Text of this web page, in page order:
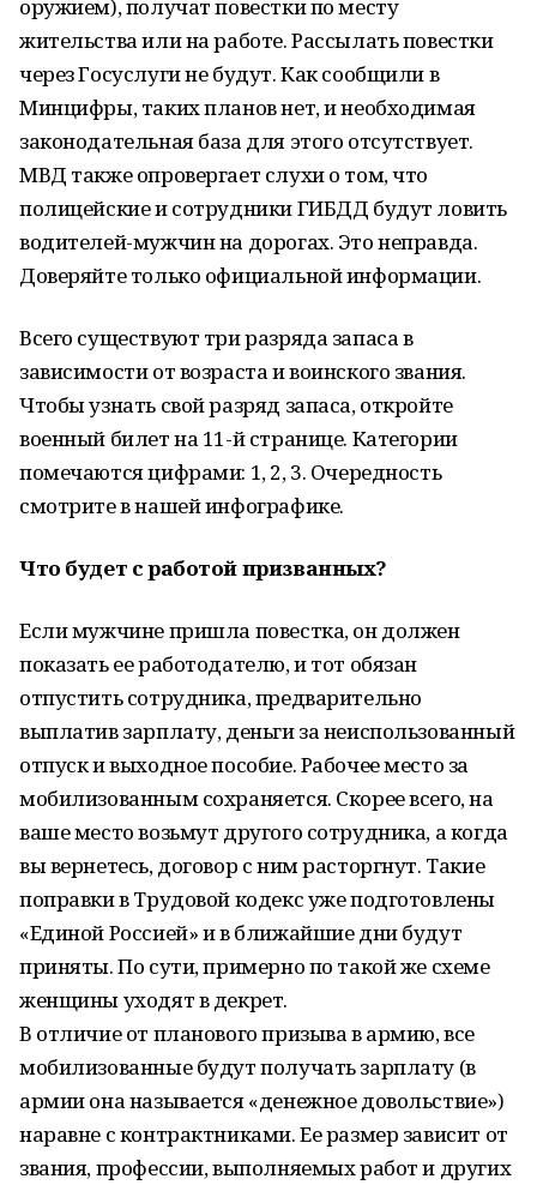
оружием), получат повестки по месту
жительства или на работе. Рассылать повестки
через Госуслуги не будут. Как сообщили в
Минцифры, таких планов нет, и необходимая
законодательная база для этого отсутствует.
МВД также опровергает слухи о том, что
полицейские и сотрудники ГИБДД будут ловить
водителей-мужчин на дорогах. Это неправда.
Доверяйте только официальной информации.
Всего существуют три разряда запаса в
зависимости от возраста и воинского звания.
Чтобы узнать свой разряд запаса, откройте
военный билет на 11-й странице. Категории
помечаются цифрами: 1, 2, 3. Очередность
смотрите в нашей инфографике.
Что будет с работой призванных?
Если мужчине пришла повестка, он должен
показать ее работодателю, и тот обязан
отпустить сотрудника, предварительно
выплатив зарплату, деньги за неиспользованный
отпуск и выходное пособие. Рабочее место за
мобилизованным сохраняется. Скорее всего, на
ваше место возьмут другого сотрудника, а когда
вы вернетесь, договор с ним расторгнут. Такие
поправки в Трудовой кодекс уже подготовлены
«Единой Россией» и в ближайшие дни будут
приняты. По сути, примерно по такой же схеме
женщины уходят в декрет.
В отличие от планового призыва в армию, все
мобилизованные будут получать зарплату (в
армии она называется «денежное довольствие»)
наравне с контрактниками. Ее размер зависит от
звания, профессии, выполняемых работ и других